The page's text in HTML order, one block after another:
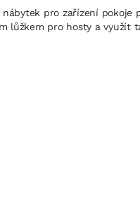
pro zařízení pokoje
lůžkem pro hosty a využít